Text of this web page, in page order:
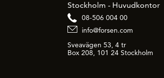
Stockholm - Huvudkontor
08-506 004 00
info@forsen.com
Sveavägen 53, 4 tr
Box 208, 101 24 Stockholm